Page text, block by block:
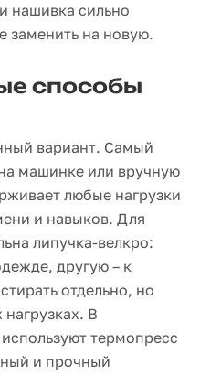
нашивка сильно
заменить на новую.
способы
вариант. Самый
машинке или вручную
любые нагрузки
и навыков. Для
липучка-велкро:
другую – к
отдельно, но
В
термопресс
и прочный